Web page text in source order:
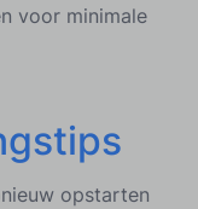
voor minimale
opstarten